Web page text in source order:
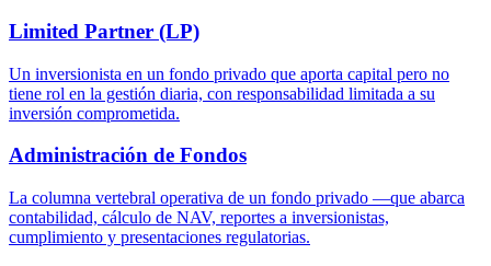
Limited Partner (LP)
Un inversionista en un fondo privado que aporta capital pero no
tiene rol en la gestión diaria, con responsabilidad limitada a su
inversión comprometida.
Administración de Fondos
La columna vertebral operativa de un fondo privado —que abarca
contabilidad, cálculo de NAV, reportes a inversionistas,
cumplimiento y presentaciones regulatorias.